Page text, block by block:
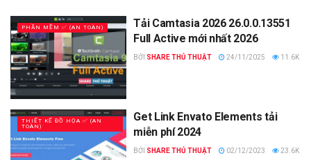
PHẦN MỀM ✅ (AN TOÀN)
Tải Camtasia 2026 26.0.0.13551
Full Active mới nhất 2026
BỞI SHARE THỦ THUẬT 24/11/2025 11.6K
THIẾT KẾ ĐỒ HỌA ✅ (AN
TOÀN)
Get Link Envato Elements tải
miễn phí 2024
BỞI SHARE THỦ THUẬT 02/12/2023 23.6K